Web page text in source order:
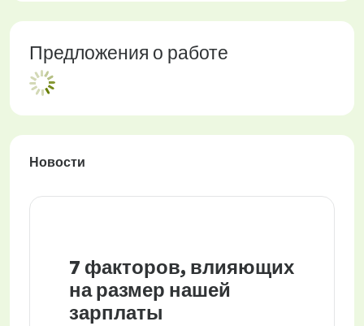
Предложения о работе
Новости
7 факторов, влияющих
на размер нашей
зарплаты